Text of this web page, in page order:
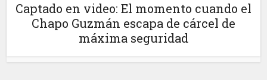
Captado en video: El momento cuando el
Chapo Guzmán escapa de cárcel de
máxima seguridad